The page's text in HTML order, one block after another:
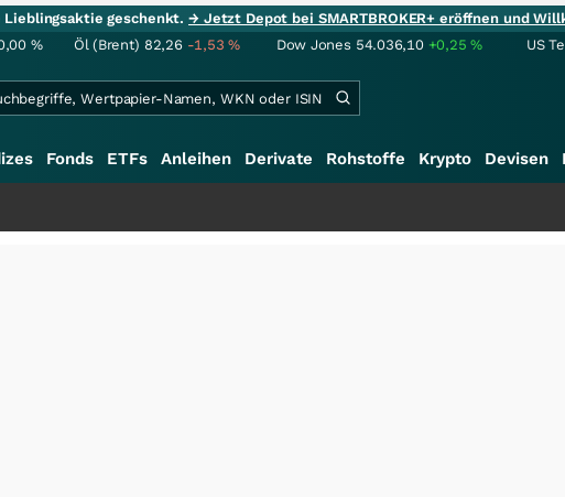
Lieblingsaktie geschenkt.→ Jetzt Depot bei SMARTBROKER+ eröffnen und
% Öl (Brent) 82,26 -1,53% Dow Jones 54.036,10 +0,25% US
Fonds ETFs Anleihen Derivate Rohstoffe Krypto Devisen